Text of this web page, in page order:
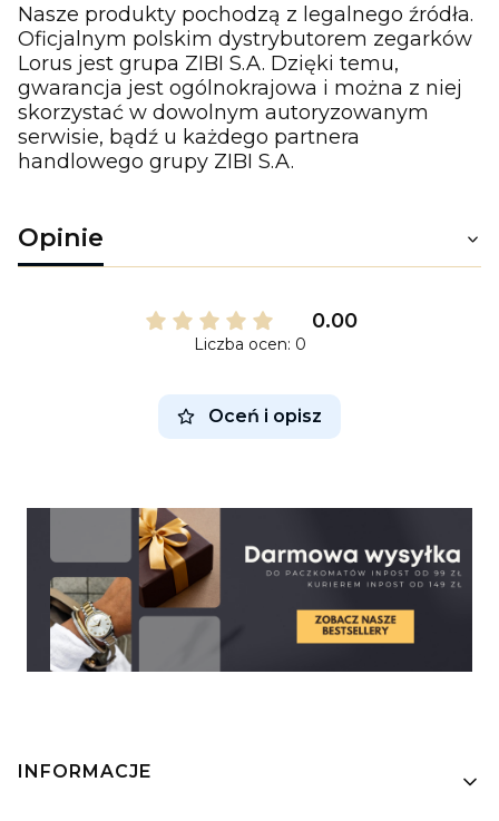
Nasze produkty pochodzą z legalnego źródła.
Oficjalnym polskim dystrybutorem zegarków
Lorus jest grupa ZIBI S.A. Dzięki temu,
gwarancja jest ogólnokrajowa i można z niej
skorzystać w dowolnym autoryzowanym
serwisie, bądź u każdego partnera
handlowego grupy ZIBI S.A.
Opinie
0.00
Liczba ocen: 0
Oceń i opisz
Linki w stopce
INFORMACJE